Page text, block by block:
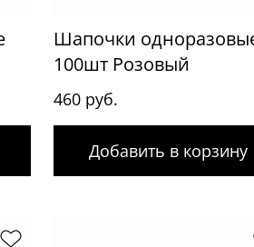
Шапочки
100шт Розовый
460 руб.
Добавить в корзину